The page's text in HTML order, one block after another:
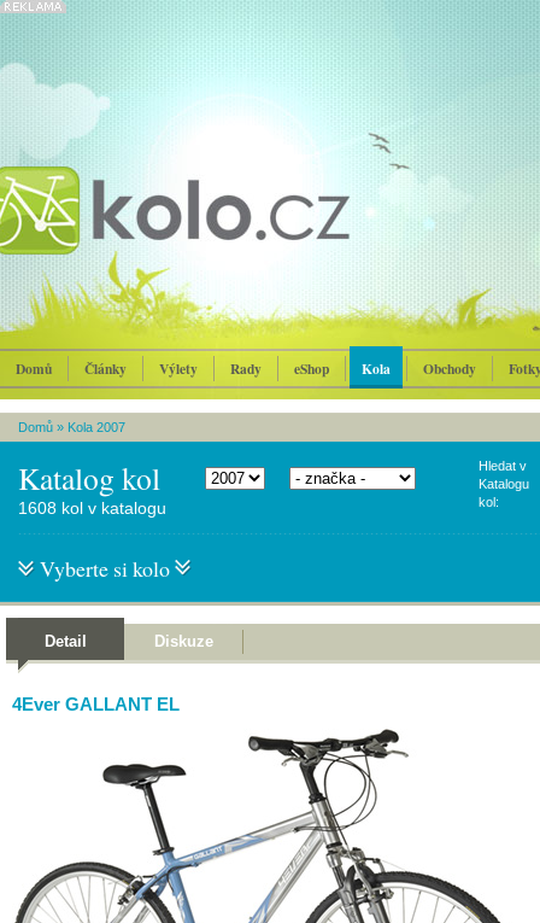
Domů Články Výlety Rady eShop Kola Obchody
Domů » Kola 2007
Katalog kol
Hledat v
Katalogu
kol:
1608 kol v katalogu
Vyberte si kolo
Detail Diskuze
4Ever GALLANT EL